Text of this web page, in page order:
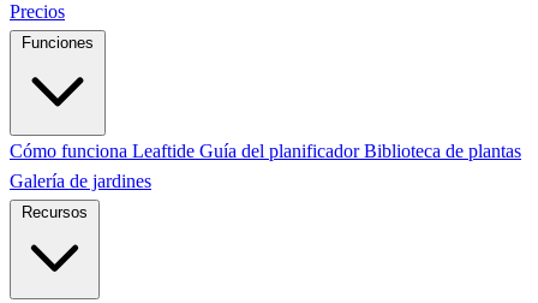
Precios
Funciones
Cómo funciona Leaftide Guía del planificadorBiblioteca de plantas
Galería de jardines
Recursos